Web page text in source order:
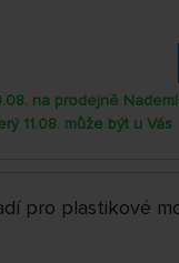
na prodejně
11.08. může být u Vás
pro plastikové